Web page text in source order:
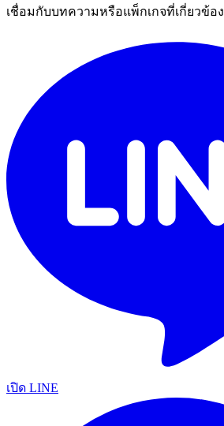
เชื่อมกับบทความหรือแพ็กเกจที่เกี่ยวข้อง
เปิด LINE